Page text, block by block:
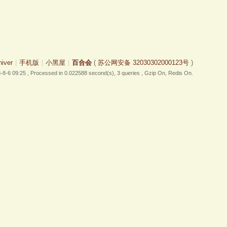
手机版 小黑屋 百合会( 苏公网安备 32030302000123号)
8-6 09:25, Processed in 0.022588 second(s), 3 queries , Gzip On, Redis On.